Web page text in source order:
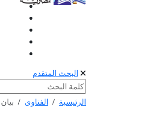
البحث المتقدم
الرئيسية الفتاوى